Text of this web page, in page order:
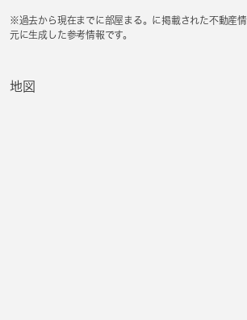
※過去から現在までに部屋まる。に掲載された不動産
元に生成した参考情報です。
地図